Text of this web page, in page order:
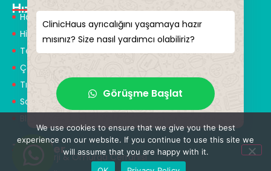
Hızlı Menü
Hakkımızda
Hizmetlerimiz
Tedaviler
Çözüm Ortakları
Tıbbi Tanışmanlar
Sağlık Turizmi
Blog
Tedaviler
Nöroşirürji & Omurga Cerrahisi
ClinicHaus ayrıcalığını yaşamaya hazır
mısınız? Size nasıl yardımcı olabiliriz?
Görüşme Başlat
We use cookies to ensure that we give you the best
experience on our website. If you continue to use this site we
will assume that you are happy with it.